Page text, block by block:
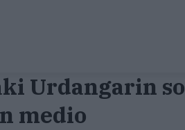
Urdangarin
medio